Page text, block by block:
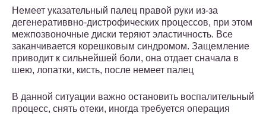
Немеет указательный палец правой руки из-за
дегенеративвно-дистрофических процессов, при этом
межпозвоночные диски теряют эластичность. Все
заканчивается корешковым синдромом. Защемление
приводит к сильнейшей боли, она отдает сначала в
шею, лопатки, кисть, после немеет палец
В данной ситуации важно остановить воспалительный
процесс, снять отеки, иногда требуется операция